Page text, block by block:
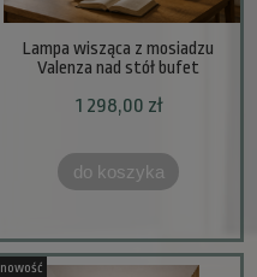
Lampa wisząca z mosiadzu
Valenza nad stół bufet
1 298,00 zł
do koszyka
nowość